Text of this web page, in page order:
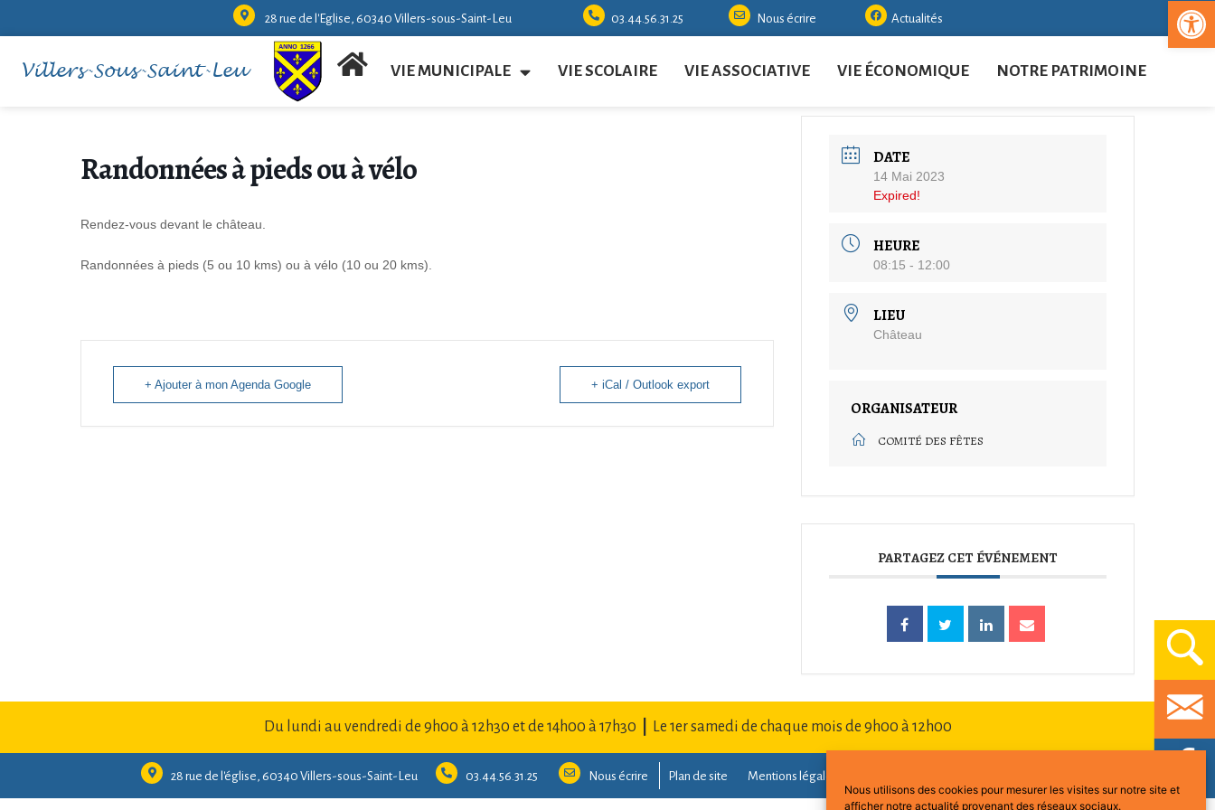
Ouvrir
Nous utilisons des cookies pour mesurer les visites sur notre site et
afficher notre actualité provenant des réseaux sociaux.
28 rue de l'Eglise, 60340 Villers-sous-Saint-Leu 03.44.56.31.25 Nous écrire Actualités
Villers-Sous-Saint-Leu VIE MUNICIPALE VIE SCOLAIRE VIE ASSOCIATIVE VIE ÉCONOMIQUE NOTRE PATRIMOINE
Randonnées à pieds ou à vélo
Rendez-vous devant le château.
Randonnées à pieds (5 ou 10 kms) ou à vélo (10 ou 20 kms).
+ Ajouter à mon Agenda Google + iCal / Outlook export
DATE
14 Mai 2023
Expired!
HEURE
08:15 - 12:00
LIEU
Château
ORGANISATEUR
COMITÉ DES FÊTES
PARTAGEZ CET ÉVÉNEMENT
Du lundi au vendredi de 9h00 à 12h30 et de 14h00 à 17h30 Le 1er samedi de chaque mois de 9h00 à 12h00
28 rue de l'église, 60340 Villers-sous-Saint-Leu 03.44.56.31.25 Nous écrire Plan de site Mentions légales